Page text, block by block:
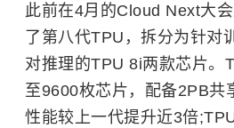
此前在4月的Cloud Next大
了第八代TPU，拆分为针对
对推理的TPU 8i两款芯片。
至9600枚芯片，配备2PB共
性能较上一代提升近3倍